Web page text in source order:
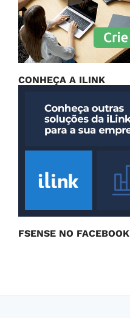
CONHEÇA A ILINK
FSENSE NO FACEBOOK